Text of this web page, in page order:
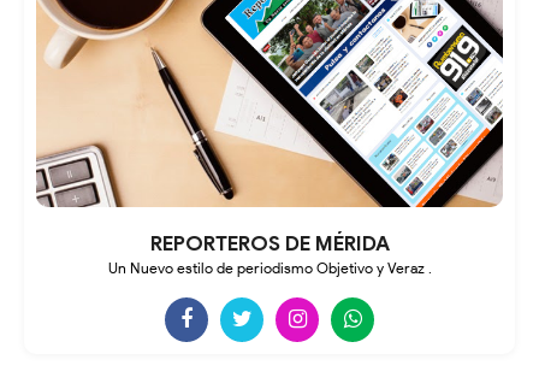
REPORTEROS DE MÉRIDA
Un Nuevo estilo de periodismo Objetivo y Veraz .